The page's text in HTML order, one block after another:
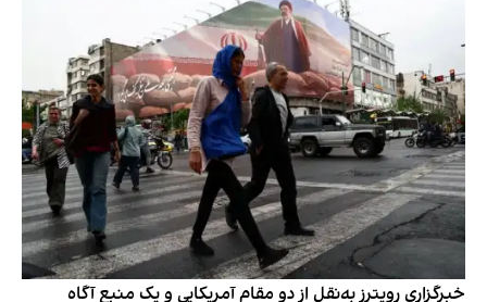
خبرگزاری رویترز به‌نقل از دو مقام آمریکایی و یک منبع آگاه